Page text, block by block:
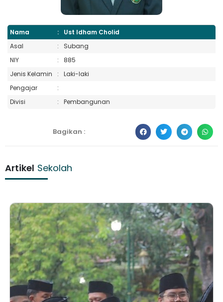
Nama :
Ust Idham Cholid
Asal
:
Subang
NIY
:
885
Jenis Kelamin
:
Laki-laki
Pengajar
:
Divisi
: Pembangunan
Bagikan :
Artikel Sekolah